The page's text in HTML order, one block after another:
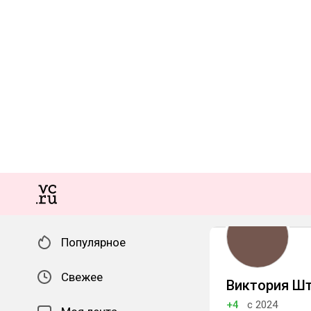
Популярное
Свежее Виктория
+4
с 2024